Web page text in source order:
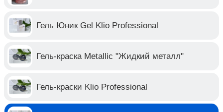
Гель Юник Gel Klio Professional
Гель-краска Metallic "Жидкий металл"
Гель-краски Klio Professional